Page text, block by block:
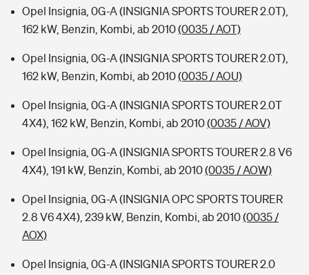
Opel Insignia, 0G-A (INSIGNIA SPORTS TOURER 2.0T),
162 kW, Benzin, Kombi, ab 2010(0035 / AOT)
Opel Insignia, 0G-A (INSIGNIA SPORTS TOURER 2.0T),
162 kW, Benzin, Kombi, ab 2010(0035 / AOU)
Opel Insignia, 0G-A (INSIGNIA SPORTS TOURER 2.0T
4X4), 162 kW, Benzin, Kombi, ab 2010(0035 / AOV)
Opel Insignia, 0G-A (INSIGNIA SPORTS TOURER 2.8 V6
4X4), 191 kW, Benzin, Kombi, ab 2010(0035 / AOW)
Opel Insignia, 0G-A (INSIGNIA OPC SPORTS TOURER
2.8 V6 4X4), 239 kW, Benzin, Kombi, ab 2010(0035 /
AOX)
Opel Insignia, 0G-A (INSIGNIA SPORTS TOURER 2.0